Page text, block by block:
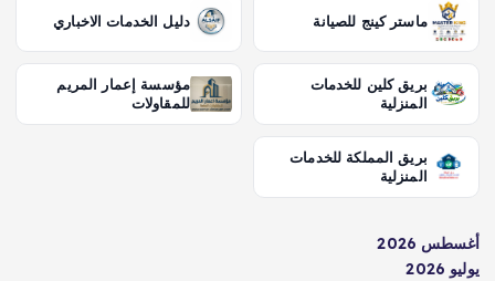
ماستر كينج للصيانة دليل الخدمات الاخباري
بريق كلين للخدمات
المنزلية
مؤسسة إعمار المريم
للمقاولات
بريق المملكة للخدمات
المنزلية
أغسطس 2026
يوليو 2026